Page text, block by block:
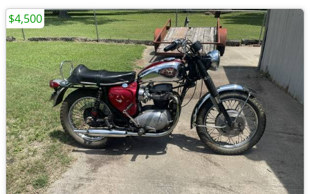
$4,500